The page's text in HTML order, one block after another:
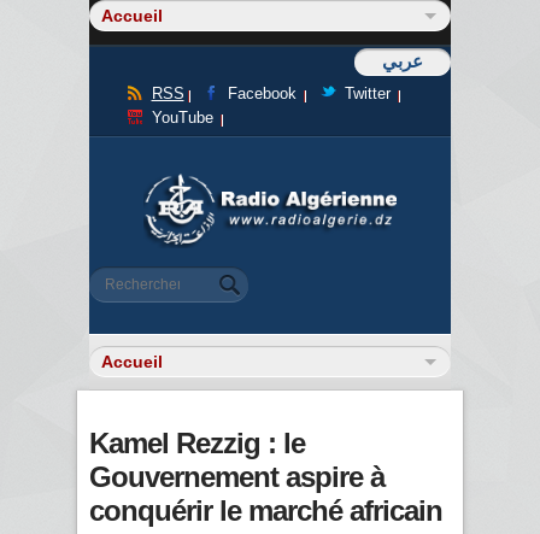
عربي
RSS Facebook
Twitter
YouTube
Formulaire de recherche
Rechercher
Kamel Rezzig : le
Gouvernement aspire à
conquérir le marché africain